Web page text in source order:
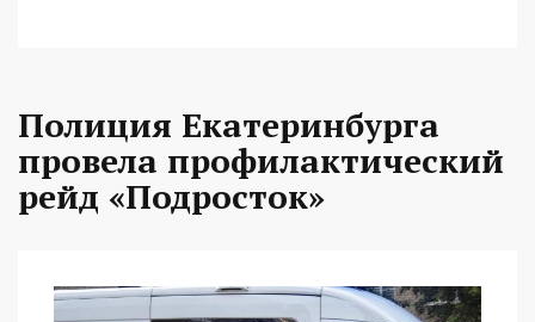
Полиция Екатеринбурга
провела профилактический
рейд «Подросток»